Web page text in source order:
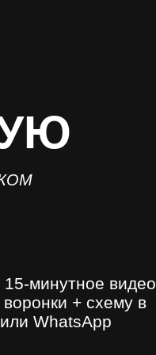
15-минутное видео
+ схему в
WhatsApp